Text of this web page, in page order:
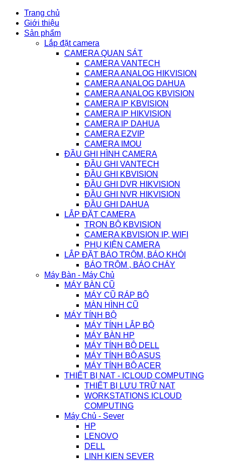
Trang chủ
Giới thiệu
Sản phẩm
Lắp đặt camera
CAMERA QUAN SÁT
CAMERA VANTECH
CAMERA ANALOG HIKVISION
CAMERA ANALOG DAHUA
CAMERA ANALOG KBVISION
CAMERA IP KBVISION
CAMERA IP HIKVISION
CAMERA IP DAHUA
CAMERA EZVIP
CAMERA IMOU
ĐẦU GHI HÌNH CAMERA
ĐẦU GHI VANTECH
ĐẦU GHI KBVISION
ĐẦU GHI DVR HIKVISION
ĐẦU GHI NVR HIKVISION
ĐẦU GHI DAHUA
LẮP ĐẶT CAMERA
TRỌN BỘ KBVISION
CAMERA KBVISION IP, WIFI
PHỤ KIỆN CAMERA
LẮP ĐẶT BÁO TRỘM, BÁO KHÓI
BÁO TRỘM , BÁO CHÁY
Máy Bàn - Máy Chủ
MÁY BÀN CŨ
MÁY CŨ RÁP BỘ
MÀN HÌNH CŨ
MÁY TÍNH BỘ
MÁY TÍNH LẮP BỘ
MÁY BÀN HP
MÁY TÍNH BỘ DELL
MÁY TÍNH BỘ ASUS
MÁY TÍNH BỘ ACER
THIẾT BỊ NAT - ICLOUD COMPUTING
THIẾT BỊ LƯU TRỮ NAT
WORKSTATIONS ICLOUD
COMPUTING
Máy Chủ - Sever
HP
LENOVO
DELL
LINH KIEN SEVER